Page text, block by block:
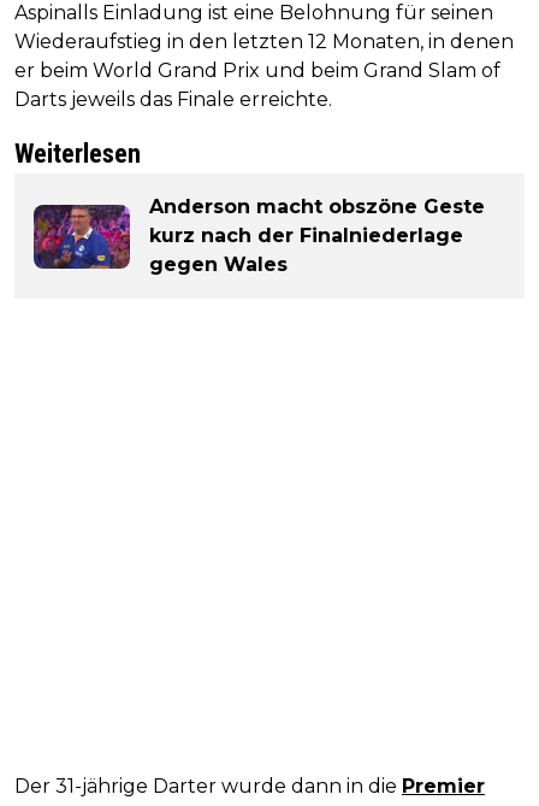
Aspinalls Einladung ist eine Belohnung für seinen
Wiederaufstieg in den letzten 12 Monaten, in denen
er beim World Grand Prix und beim Grand Slam of
Darts jeweils das Finale erreichte.
Weiterlesen
Anderson macht obszöne Geste
kurz nach der Finalniederlage
gegen Wales
Der 31-jährige Darter wurde dann in die Premier